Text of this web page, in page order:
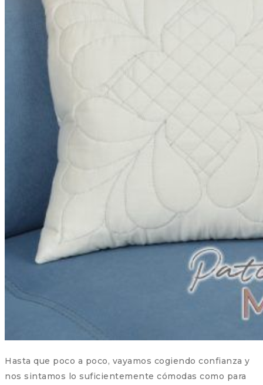
Hasta que poco a poco, vayamos cogiendo confianza y
nos sintamos lo suficientemente cómodas como para